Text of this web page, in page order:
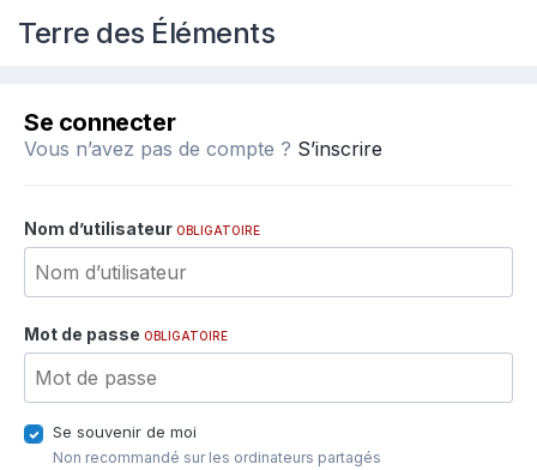
Terre des Éléments
Se connecter
Vous n’avez pas de compte ? S’inscrire
Nom d’utilisateur OBLIGATOIRE
Mot de passe OBLIGATOIRE
Se souvenir de moi
Non recommandé sur les ordinateurs partagés